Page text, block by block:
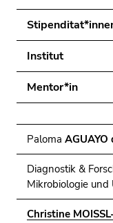
den
(Benutzer/Sprache)
(Zugriffstaste
8)
Zur
Suche
(Zugriffstaste
9)
Institut
Mentor*in
Paloma AGUAYO
Diagnostik &
Mikrobiologie
Christine